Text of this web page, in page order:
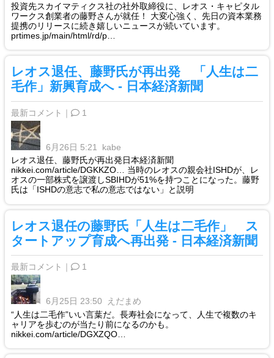
投資先スカイマティクス社の社外取締役に、レオス・キャピタル
ワークス創業者の藤野さんが就任！ 大変心強く、先日の資本業務
提携のリリースに続き嬉しいニュースが続いています。
prtimes.jp/main/html/rd/p…
レオス退任、藤野氏が再出発 「人生は二
毛作」新興育成へ - 日本経済新聞
最新コメント｜ 1
6月26日 5:21
kabe
レオス退任、藤野氏が再出発日本経済新聞
nikkei.com/article/DGKKZO… 当時のレオスの親会社ISHDが、レ
オスの一部株式を譲渡しSBIHDが51%を持つことになった。藤野
氏は「ISHDの意志で私の意志ではない」と説明
レオス退任の藤野氏「人生は二毛作」 ス
タートアップ育成へ再出発 - 日本経済新聞
最新コメント｜ 1
6月25日 23:50
えだまめ
“人生は二毛作”いい言葉だ。長寿社会になって、人生で複数のキ
ャリアを歩むのが当たり前になるのかも。
nikkei.com/article/DGXZQO…